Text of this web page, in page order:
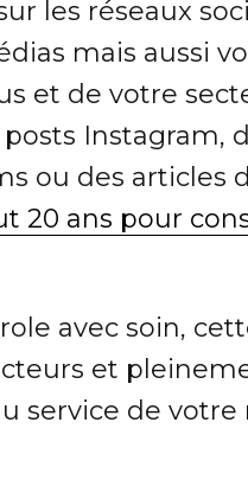
les réseaux
mais aussi
et de votre
Instagram,
ou des articles
20 ans pour
avec soin,
et
service de